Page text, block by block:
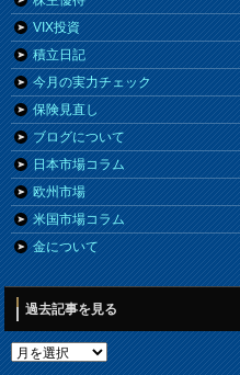
VIX投資
積立日記
今月の実力チェック
保険見直し
ブログについて
日本市場コラム
欧州市場
米国市場コラム
金について
過去記事を見る